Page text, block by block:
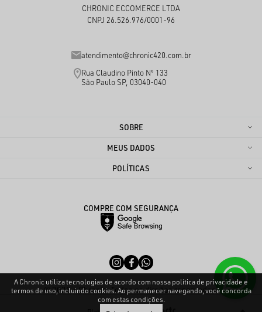
CHRONIC ECCOMERCE LTDA
CNPJ 26.526.976/0001-96
atendimento@chronic420.com.br
Rua Claudino Pinto Nº 133
São Paulo SP, 03040-040
SOBRE
MEUS DADOS
POLÍTICAS
COMPRE COM SEGURANÇA
© 2025 - Chronic. Todos os direitos reservados.
A Chronic utiliza tecnologias de acordo com nossa política de privacidade e
termos de uso, incluindo cookies. Ao permanecer navegando, você concorda
com estas condições.